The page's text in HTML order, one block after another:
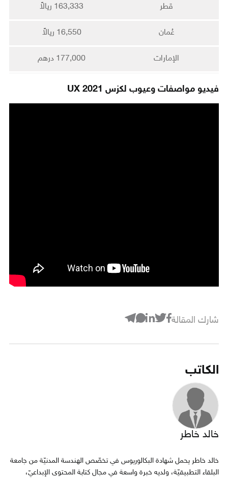
قطر 163,333 ريالاً
عُمان 16,550 ريالاً
الإمارات 177,000 درهم
فيديو مواصفات وعيوب لكزس UX 2021
شارك المقالة
الكاتب
خالد خاطر
خالد خاطر يحمل شهادة البكالوريوس في تخصّص الهندسة المدنيّة من جامعة
البلقاء التطبيقيّة، ولديه خبرة واسعة في مجال كتابة المحتوى الإبداعيّ،